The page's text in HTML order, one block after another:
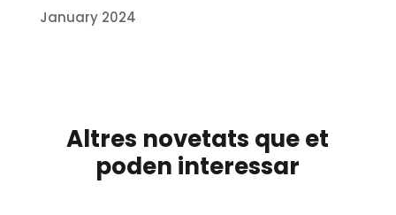
January 2024
Altres novetats que et
poden interessar